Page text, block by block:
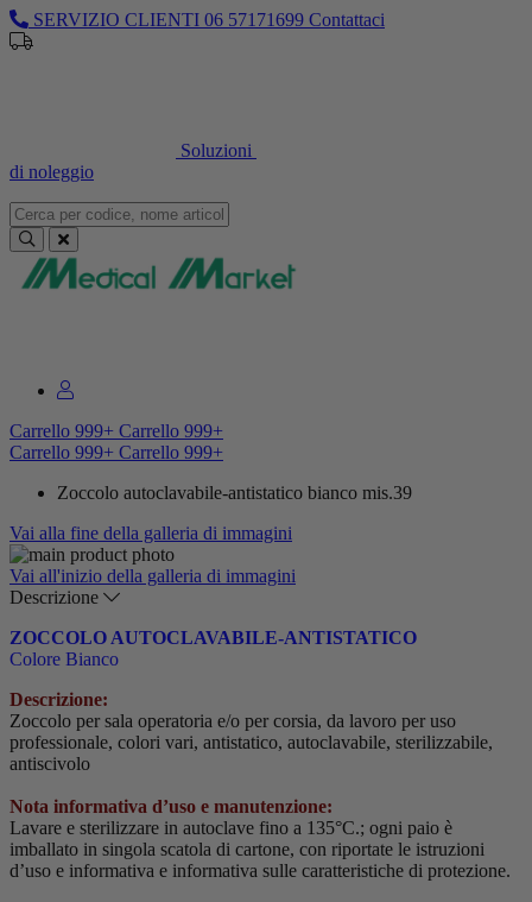
SERVIZIO CLIENTI 06 57171699 Contattaci
Soluzioni
di noleggio
Carrello 999+ Carrello 999+
Carrello 999+ Carrello 999+
Zoccolo autoclavabile-antistatico bianco mis.39
Vai alla fine della galleria di immagini
Vai all'inizio della galleria di immagini
Descrizione
ZOCCOLO AUTOCLAVABILE-ANTISTATICO
Colore Bianco
Descrizione:
Zoccolo per sala operatoria e/o per corsia, da lavoro per uso
professionale, colori vari, antistatico, autoclavabile, sterilizzabile,
antiscivolo
Nota informativa d’uso e manutenzione:
Lavare e sterilizzare in autoclave fino a 135°C.; ogni paio è
imballato in singola scatola di cartone, con riportate le istruzioni
d’uso e informativa e informativa sulle caratteristiche di protezione.